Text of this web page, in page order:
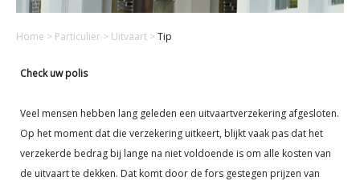
Home > Particulier > Uitvaart >Tip
Check uw polis
Veel mensen hebben lang geleden een uitvaartverzekering afgesloten.
Op het moment dat die verzekering uitkeert, blijkt vaak pas dat het
verzekerde bedrag bij lange na niet voldoende is om alle kosten van
de uitvaart te dekken. Dat komt door de fors gestegen prijzen van